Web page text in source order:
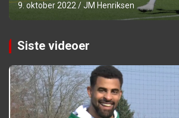
9. oktober 2022 JM Henriksen
Siste videoer